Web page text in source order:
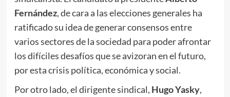
Fernández, de cara a las elecciones generales ha
ratificado su idea de generar consensos entre
varios sectores de la sociedad para poder afrontar
los difíciles desafíos que se avizoran en el futuro,
por esta crisis política, económica y social.
Por otro lado, el dirigente sindical, Hugo Yasky,